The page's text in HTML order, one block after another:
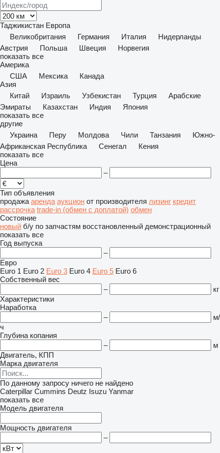
Таджикистан Европа
Великобритания
Германия Италия
Нидерланды
Австрия
Польша Швеция
Норвегия
показать все
Америка
США
Мексика
Канада
Азия
Китай
Израиль Узбекистан Турция
Арабские
Эмираты
Казахстан Индия
Япония
показать все
другие
Украина
Перу Молдова Чили Танзания
Южно-
Африканская Республика
Сенегал
Кения
показать все
Цена
–
Тип объявления
продажа аренда аукцион от производителя лизинг кредит
рассрочка trade-in (обмен с доплатой) обмен
Состояние
новый б/у по запчастям восстановленный демонстрационный
показать все
Год выпуска
–
Евро
Euro 1 Euro 2 Euro 3 Euro 4 Euro 5 Euro 6
Собственный вес
–
кг
Характеристики
Наработка
–
м/
ч
Глубина копания
–
м
Двигатель, КПП
Марка двигателя
По данному запросу ничего не найдено
Caterpillar Cummins Deutz Isuzu Yanmar
показать все
Модель двигателя
Мощность двигателя
–